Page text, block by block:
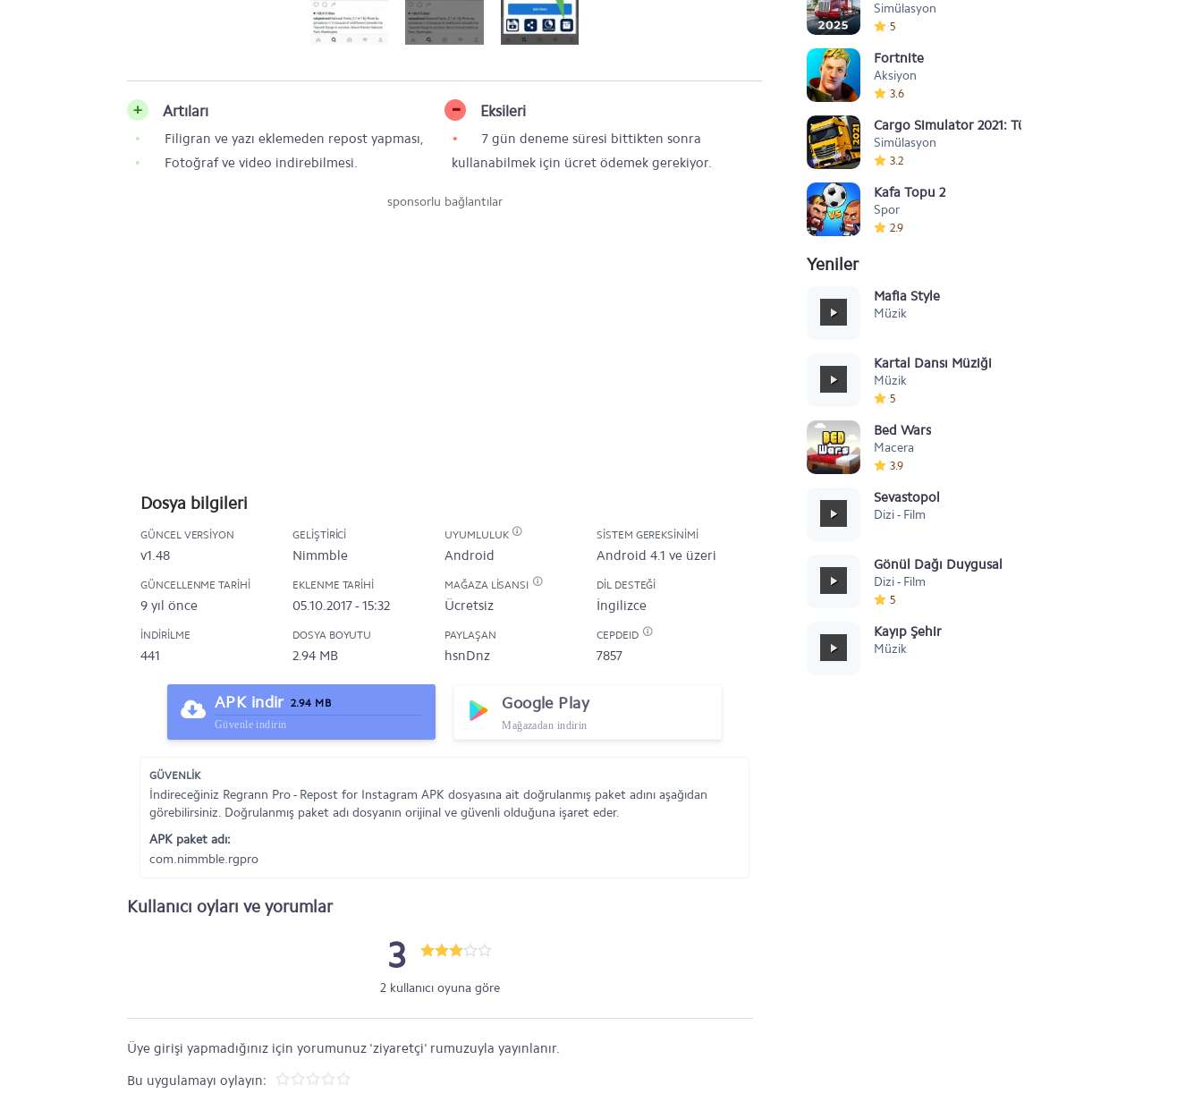
Artıları
Filigran ve yazı eklemeden repost yapması,
Fotoğraf ve video indirebilmesi.
Eksileri
7 gün deneme süresi bittikten sonra
kullanabilmek için ücret ödemek gerekiyor.
sponsorlu bağlantılar
Dosya bilgileri
GÜNCEL VERSIYON
v1.48
GELIŞTIRICI
Nimmble
UYUMLULUK
Android
SISTEM GEREKSINIMI
Android 4.1 ve üzeri
GÜNCELLENME TARIHI
9 yıl önce
EKLENME TARIHI
05.10.2017 - 15:32
MAĞAZA LISANSI
Ücretsiz
DIL DESTEĞI
İngilizce
İNDIRILME
441
DOSYA BOYUTU
2.94 MB
PAYLAŞAN
hsnDnz
CEPDEID
7857
APK indir 2.94 MB
Güvenle indirin
Google Play
Mağazadan indirin
GÜVENLİK
İndireceğiniz Regrann Pro - Repost for Instagram APK dosyasına ait doğrulanmış paket adını aşağıdan
görebilirsiniz. Doğrulanmış paket adı dosyanın orijinal ve güvenli olduğuna işaret eder.
APK paket adı:
com.nimmble.rgpro
Simülasyon
5
Fortnite
Aksiyon
3.6
Cargo Simulator 2021: Türkiye
Simülasyon
3.2
Kafa Topu 2
Spor
2.9
Yeniler
Mafia Style
Müzik
Kartal Dansı Müziği
Müzik
5
Bed Wars
Macera
3.9
Sevastopol
Dizi - Film
Gönül Dağı Duygusal
Dizi - Film
5
Kayıp Şehir
Müzik
Kullanıcı oyları ve yorumlar
3
2 kullanıcı oyuna göre
Üye girişi yapmadığınız için yorumunuz 'ziyaretçi' rumuzuyla yayınlanır.
Bu uygulamayı oylayın: